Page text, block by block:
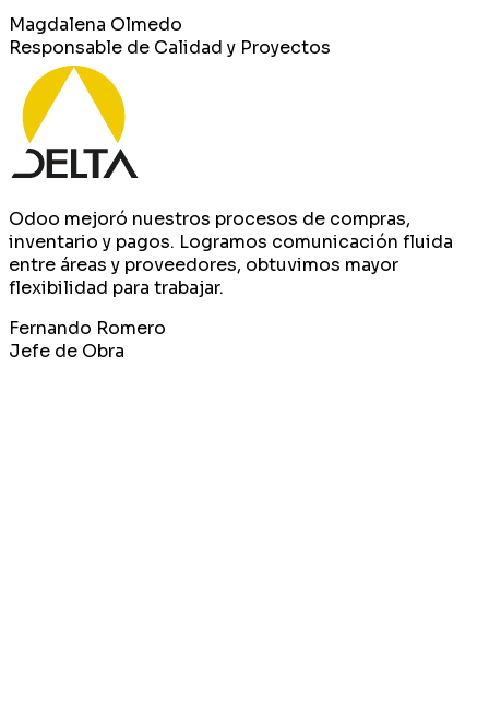
Magdalena Olmedo
Responsable de Calidad y Proyectos
Odoo mejoró nuestros procesos de compras,
inventario y pagos. Logramos comunicación fluida
entre áreas y proveedores, obtuvimos mayor
flexibilidad para trabajar.
Fernando Romero
Jefe de Obra